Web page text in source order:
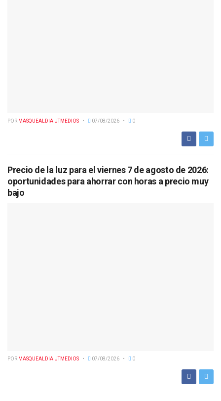
POR MASQUEALDIA UTMEDIOS 07/08/2026 0
Precio de la luz para el viernes 7 de agosto de 2026:
oportunidades para ahorrar con horas a precio muy
bajo
POR MASQUEALDIA UTMEDIOS 07/08/2026 0